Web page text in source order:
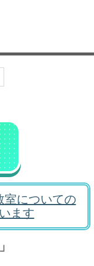
室についての
ます